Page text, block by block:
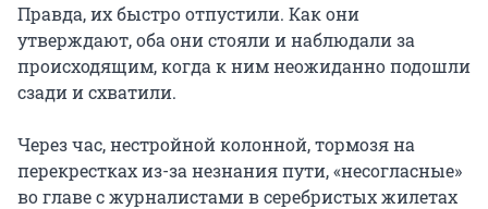
Правда, их быстро отпустили. Как они
утверждают, оба они стояли и наблюдали за
происходящим, когда к ним неожиданно подошли
сзади и схватили.
Через час, нестройной колонной, тормозя на
перекрестках из-за незнания пути, «несогласные»
во главе с журналистами в серебристых жилетах